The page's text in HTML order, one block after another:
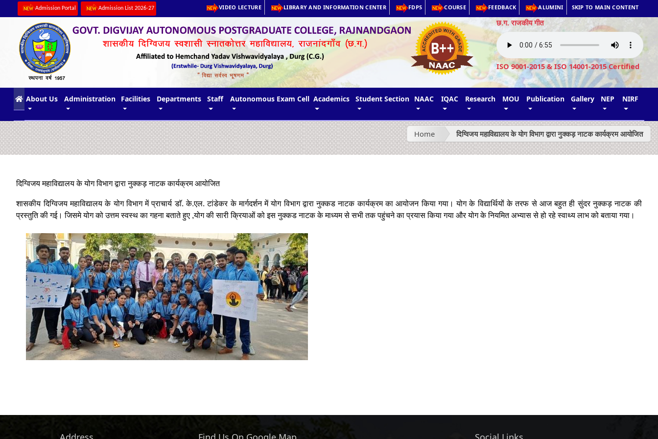
Admission Portal Admission List 2026-27 VIDEO LECTURE LIBRARY AND INFORMATION CENTER FDPS COURSE FEEDBACK ALUMINI SKIP TO MAIN CONTENT
छ.ग. राजकीय गीत
ISO 9001-2015 & ISO 14001-2015 Certified
(current)
About Us Administration Facilities Departments Staff Autonomous Exam Cell Academics Student Section NAAC IQAC Research MOU Publication Gallery NEP NIRF
Home दिग्विजय महाविद्यालय के योग विभाग द्वारा नुक्कड़ नाटक कार्यक्रम आयोजित
दिग्विजय महाविद्यालय के योग विभाग द्वारा नुक्कड़ नाटक कार्यक्रम आयोजित
शासकीय दिग्विजय महाविद्यालय के योग विभाग में प्राचार्य डाॅ. के.एल. टांडेकर के मार्गदर्शन में योग विभाग द्वारा नुक्कड नाटक कार्यक्रम का आयोजन किया गया। योग के विद्यार्थियों के तरफ से आज बहुत ही सुंदर नुक्कड़ नाटक की
प्रस्तुति की गई। जिसमे योग को उत्तम स्वस्थ का गहना बताते हुए ,योग की सारी क्रियाओं को इस नुक्कड नाटक के माध्यम से सभी तक पहुंचने का प्रयास किया गया और योग के नियमित अभ्यास से हो रहे स्वाथ्य लाभ को बताया गया।